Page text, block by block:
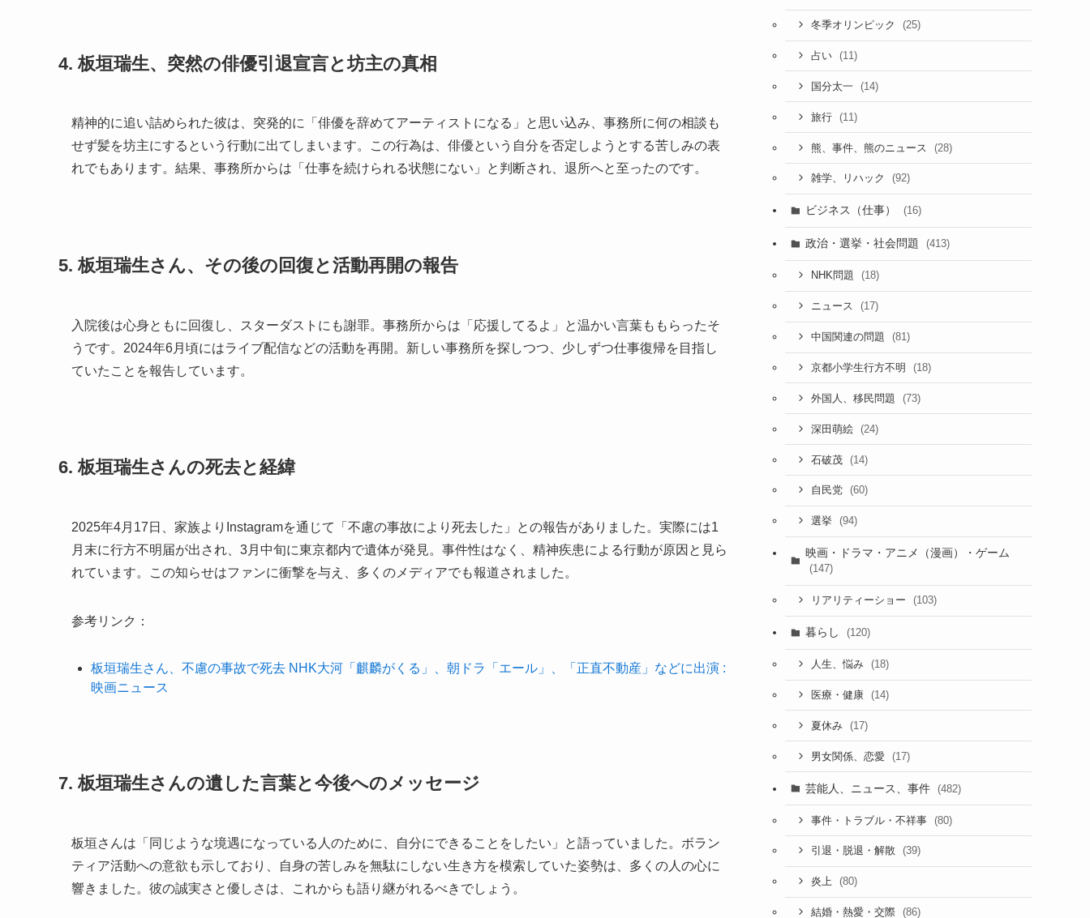
4. 板垣瑞生、突然の俳優引退宣言と坊主の真相
精神的に追い詰められた彼は、突発的に「俳優を辞めてアーティストになる」と思い込み、事務所に何の相談も
せず髪を坊主にするという行動に出てしまいます。この行為は、俳優という自分を否定しようとする苦しみの表
れでもあります。結果、事務所からは「仕事を続けられる状態にない」と判断され、退所へと至ったのです。
5. 板垣瑞生さん、その後の回復と活動再開の報告
入院後は心身ともに回復し、スターダストにも謝罪。事務所からは「応援してるよ」と温かい言葉ももらったそ
うです。2024年6月頃にはライブ配信などの活動を再開。新しい事務所を探しつつ、少しずつ仕事復帰を目指し
ていたことを報告しています。
6. 板垣瑞生さんの死去と経緯
2025年4月17日、家族よりInstagramを通じて「不慮の事故により死去した」との報告がありました。実際には1
月末に行方不明届が出され、3月中旬に東京都内で遺体が発見。事件性はなく、精神疾患による行動が原因と見ら
れています。この知らせはファンに衝撃を与え、多くのメディアでも報道されました。
参考リンク：
板垣瑞生さん、不慮の事故で死去 NHK大河「麒麟がくる」、朝ドラ「エール」、「正直不動産」などに出演 :
映画ニュース
7. 板垣瑞生さんの遺した言葉と今後へのメッセージ
板垣さんは「同じような境遇になっている人のために、自分にできることをしたい」と語っていました。ボラン
ティア活動への意欲も示しており、自身の苦しみを無駄にしない生き方を模索していた姿勢は、多くの人の心に
響きました。彼の誠実さと優しさは、これからも語り継がれるべきでしょう。
冬季オリンピック (25)
占い (11)
国分太一 (14)
旅行 (11)
熊、事件、熊のニュース (28)
雑学、リハック (92)
ビジネス（仕事） (16)
政治・選挙・社会問題 (413)
NHK問題 (18)
ニュース (17)
中国関連の問題 (81)
京都小学生行方不明 (18)
外国人、移民問題 (73)
深田萌絵 (24)
石破茂 (14)
自民党 (60)
選挙 (94)
映画・ドラマ・アニメ（漫画）・ゲーム
(147)
リアリティーショー (103)
暮らし (120)
人生、悩み (18)
医療・健康 (14)
夏休み (17)
男女関係、恋愛 (17)
芸能人、ニュース、事件 (482)
事件・トラブル・不祥事 (80)
引退・脱退・解散 (39)
炎上 (80)
結婚・熱愛・交際 (86)